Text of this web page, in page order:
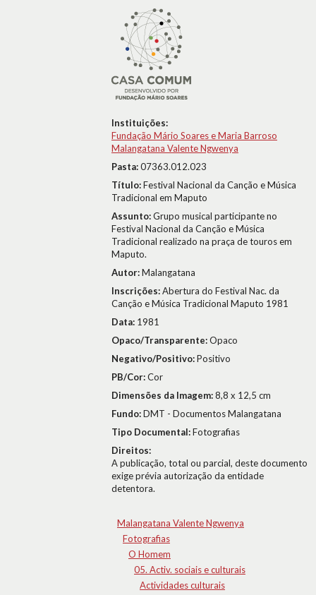
Instituições:
Fundação Mário Soares e Maria Barroso
Malangatana Valente Ngwenya
Pasta:07363.012.023
Título:Festival Nacional da Canção e Música
Tradicional em Maputo
Assunto:Grupo musical participante no
Festival Nacional da Canção e Música
Tradicional realizado na praça de touros em
Maputo.
Autor:Malangatana
Inscrições:Abertura do Festival Nac. da
Canção e Música Tradicional Maputo 1981
Data: 1981
Opaco/Transparente:Opaco
Negativo/Positivo:Positivo
PB/Cor:Cor
Dimensões da Imagem:8,8 x 12,5 cm
Fundo:DMT - Documentos Malangatana
Tipo Documental:Fotografias
Direitos:
A publicação, total ou parcial, deste documento
exige prévia autorização da entidade
detentora.
Malangatana Valente Ngwenya
Fotografias
O Homem
05. Activ. sociais e culturais
Actividades culturais